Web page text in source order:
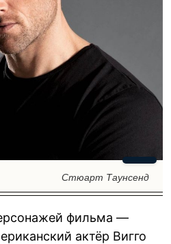
Стюарт Таунсенд
фильма —
актёр Вигго